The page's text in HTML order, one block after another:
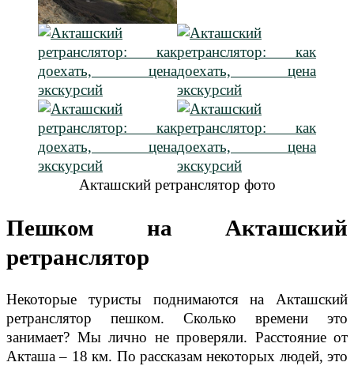
Акташский ретранслятор фото
Пешком на Акташский
ретранслятор
Некоторые туристы поднимаются на Акташский
ретранслятор пешком. Сколько времени это
занимает? Мы лично не проверяли. Расстояние от
Акташа – 18 км. По рассказам некоторых людей, это